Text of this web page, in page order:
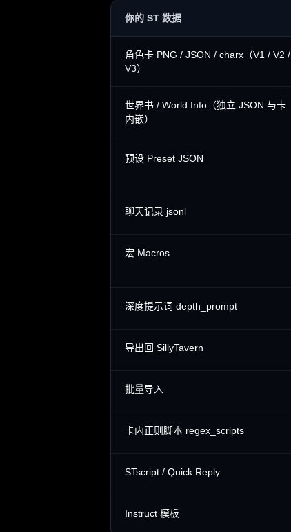
你的 ST 数据
角色卡 PNG / JSON / charx（V1 / V2 /
V3）
世界书 / World Info（独立 JSON 与卡
内嵌）
预设 Preset JSON
聊天记录 jsonl
宏 Macros
深度提示词 depth_prompt
导出回 SillyTavern
批量导入
卡内正则脚本 regex_scripts
STscript / Quick Reply
Instruct 模板